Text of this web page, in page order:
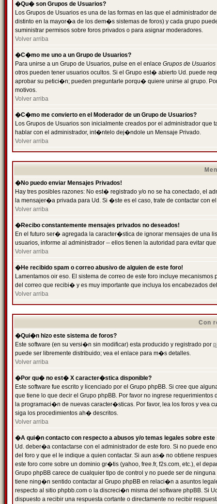
�Qu� son Grupos de Usuarios?
Los Grupos de Usuarios es una de las formas en las que el administrador
distinto en la mayor�a de los dem�s sistemas de foros) y cada grupo
suministrar permisos sobre foros privados o para asignar moderadores.
Volver arriba
�C�mo me uno a un Grupo de Usuarios?
Para unirse a un Grupo de Usuarios, pulse en el enlace Grupos de Usuarios
otros pueden tener usuarios ocultos. Si el Grupo est� abierto Ud. puede
aprobar su petici�n; pueden preguntarle porqu� quiere unirse al grupo.
motivos.
Volver arriba
�C�mo me convierto en el Moderador de un Grupo de Usuarios?
Los Grupos de Usuarios son inicialmente creados por el administrador
hablar con el administrador, int�ntelo dej�ndole un Mensaje Privado.
Volver arriba
�No puedo enviar Mensajes Privados!
Hay tres posibles razones: No est� registrado y/o no se ha conectado, el
la mensajer�a privada para Ud. Si �ste es el caso, trate de contactar con
Volver arriba
�Recibo constantemente mensajes privados no deseados!
En el futuro ser� agregada la caracter�stica de ignorar mensajes de una
usuarios, informe al administrador -- ellos tienen la autoridad para evitar
Volver arriba
�He recibido spam o correo abusivo de alguien de este foro!
Lamentamos oir eso. El sistema de correo de este foro incluye
del correo que recibi� y es muy importante que incluya los encabezados
Volver arriba
Con
�Qui�n hizo este sistema de foros?
Este software (en su versi�n sin modificar) esta producido y registrado por
puede ser libremente distribuido; vea el enlace para m�s detalles.
Volver arriba
�Por qu� no est� X caracter�stica disponible?
Este software fue escrito y licenciado por el Grupo phpBB. Si cree que
que tiene lo que decir el Grupo phpBB. Por favor no ingrese
la programaci�n de nuevas caracter�sticas. Por favor, lea los foros y vea
siga los procedimientos ah� descritos.
Volver arriba
�A qui�n contacto con respecto a abusos y/o temas legales sobre este
Ud. deber�a contactarse con el administrador de este foro. Si no puede
del foro y que el le indique a quien contactar. Si aun as� no obtiene
este foro corre sobre un dominio gr�tis (yahoo, free.fr, f2s.com, etc.), el
Grupo phpBB carece de cualquier tipo de control y no puede ser de
tiene ning�n sentido contactar al Grupo phpBB en relaci�n a asuntos
respecto al sitio phpbb.com o la discreci�n misma del software phpBB. Si
dispuesto a recibir una respuesta cortante o directamente no recibir